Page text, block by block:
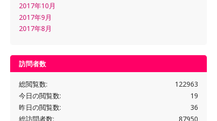
2017年10月
2017年9月
2017年8月
訪問者数
122963
総閲覧数:
19
今日の閲覧数:
36
昨日の閲覧数:
87950
総訪問者数: